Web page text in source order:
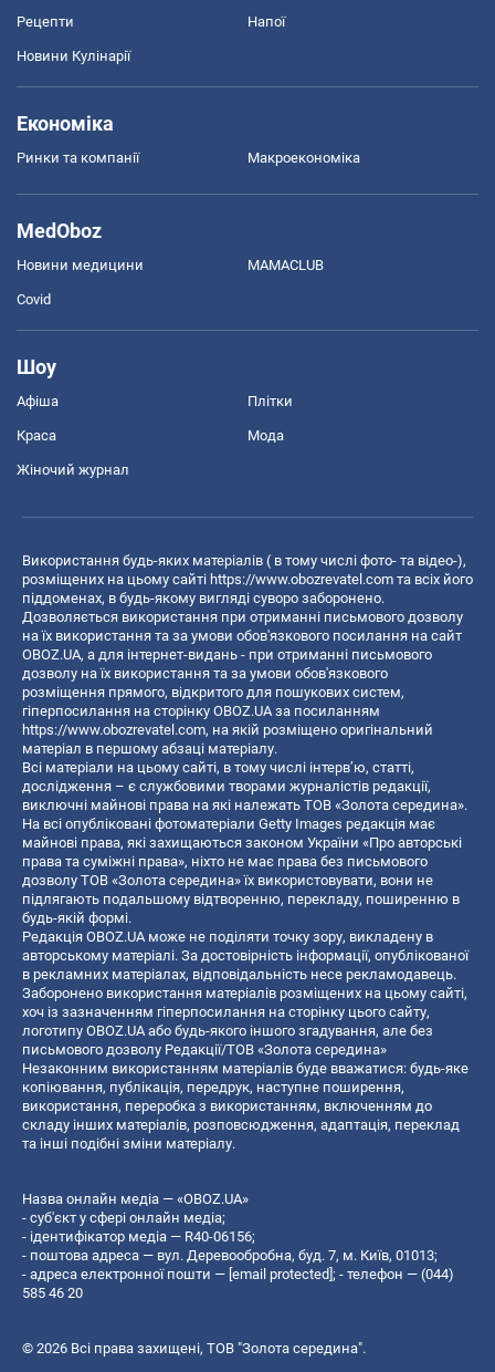
Рецепти Напої
Новини Кулінарії
Економіка
Ринки та компанії Макроекономіка
MedOboz
Новини медицини MAMACLUB
Covid
Шоу
Афіша Плітки
Краса Мода
Жіночий журнал
Використання будь-яких матеріалів ( в тому числі фото- та відео-),
розміщених на цьому сайті https://www.obozrevatel.com та всіх його
піддоменах, в будь-якому вигляді суворо заборонено.
Дозволяється використання при отриманні письмового дозволу
на їх використання та за умови обов'язкового посилання на сайт
OBOZ.UA, а для інтернет-видань - при отриманні письмового
дозволу на їх використання та за умови обов'язкового
розміщення прямого, відкритого для пошукових систем,
гіперпосилання на сторінку OBOZ.UA за посиланням
https://www.obozrevatel.com, на якій розміщено оригінальний
матеріал в першому абзаці матеріалу.
Всі матеріали на цьому сайті, в тому числі інтерв’ю, статті,
дослідження – є службовими творами журналістів редакції,
виключні майнові права на які належать ТОВ «Золота середина».
На всі опубліковані фотоматеріали Getty Images редакція має
майнові права, які захищаються законом України «Про авторські
права та суміжні права», ніхто не має права без письмового
дозволу ТОВ «Золота середина» їх використовувати, вони не
підлягають подальшому відтворенню, перекладу, поширенню в
будь-якій формі.
Редакція OBOZ.UA може не поділяти точку зору, викладену в
авторському матеріалі. За достовірність інформації, опублікованої
в рекламних матеріалах, відповідальність несе рекламодавець.
Заборонено використання матеріалів розміщених на цьому сайті,
хоч із зазначенням гіперпосилання на сторінку цього сайту,
логотипу OBOZ.UA або будь-якого іншого згадування, але без
письмового дозволу Редакції/ТОВ «Золота середина»
Незаконним використанням матеріалів буде вважатися: будь-яке
копiювання, публiкацiя, передрук, наступне поширення,
використання, переробка з використанням, включенням до
складу інших матеріалів, розповсюдження, адаптація, переклад
та інші подібні зміни матеріалу.
Назва онлайн медіа — «OBOZ.UA»
- суб'єкт у сфері онлайн медіа;
- ідентифікатор медіа — R40-06156;
- поштова адреса — вул. Деревообробна, буд. 7, м. Київ, 01013;
- адреса електронної пошти — [email protected]; - телефон — (044)
585 46 20
© 2026 Всі права захищені, ТОВ "Золота середина".